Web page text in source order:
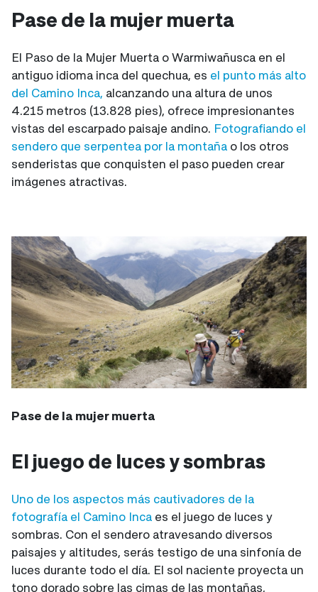
Pase de la mujer muerta
El Paso de la Mujer Muerta o Warmiwañusca en el
antiguo idioma inca del quechua, es el punto más alto
del Camino Inca, alcanzando una altura de unos
4.215 metros (13.828 pies), ofrece impresionantes
vistas del escarpado paisaje andino. Fotografiando el
sendero que serpentea por la montaña o los otros
senderistas que conquisten el paso pueden crear
imágenes atractivas.
Pase de la mujer muerta
El juego de luces y sombras
Uno de los aspectos más cautivadores de la
fotografía el Camino Inca es el juego de luces y
sombras. Con el sendero atravesando diversos
paisajes y altitudes, serás testigo de una sinfonía de
luces durante todo el día. El sol naciente proyecta un
tono dorado sobre las cimas de las montañas,